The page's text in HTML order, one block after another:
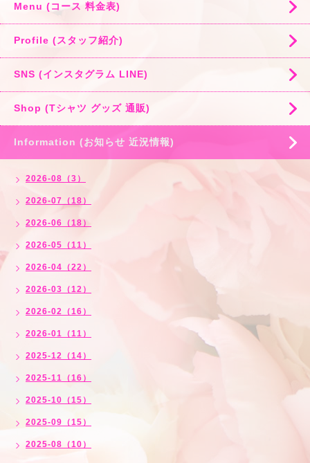
Menu (コース 料金表)
Profile (スタッフ紹介)
SNS (インスタグラム LINE)
Shop (Tシャツ グッズ 通販)
Information (お知らせ 近況情報)
2026-08（3）
2026-07（18）
2026-06（18）
2026-05（11）
2026-04（22）
2026-03（12）
2026-02（16）
2026-01（11）
2025-12（14）
2025-11（16）
2025-10（15）
2025-09（15）
2025-08（10）